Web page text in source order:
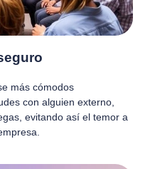
más cómodos
con alguien externo,
evitando así el temor a